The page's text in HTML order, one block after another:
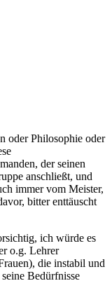
oder Philosophie oder
der seinen
anschließt, und
immer vom Meister,
bitter enttäuscht
ich würde es
o.g. Lehrer
die instabil und
Bedürfnisse